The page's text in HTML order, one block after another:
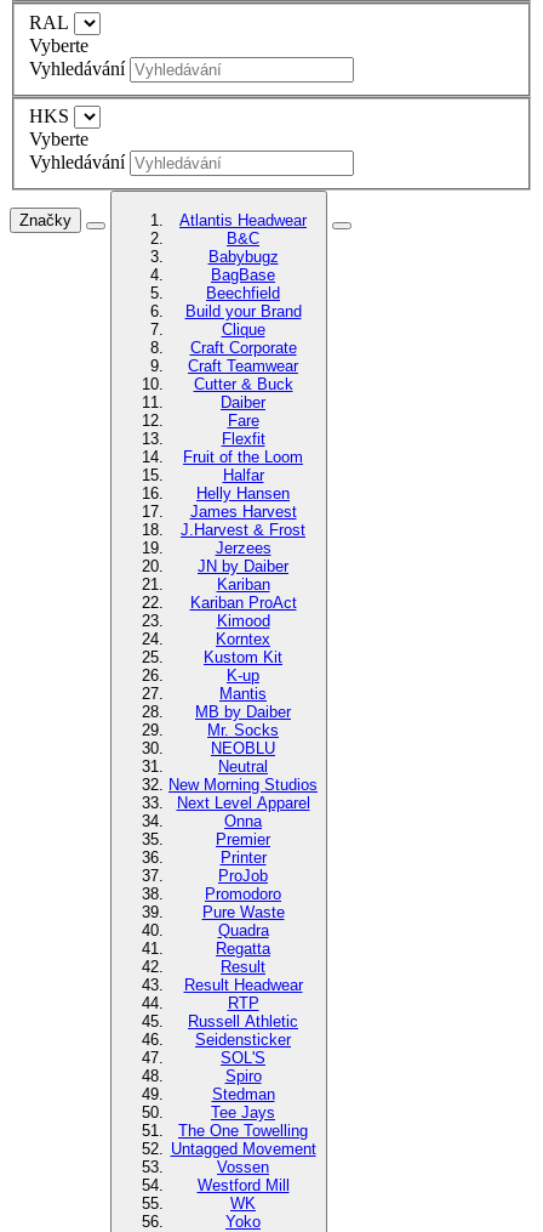
RAL
Vyberte
Vyhledávání
HKS
Vyberte
Vyhledávání
Značky
Atlantis Headwear
B&C
Babybugz
BagBase
Beechfield
Build your Brand
Clique
Craft Corporate
Craft Teamwear
Cutter & Buck
Daiber
Fare
Flexfit
Fruit of the Loom
Halfar
Helly Hansen
James Harvest
J.Harvest & Frost
Jerzees
JN by Daiber
Kariban
Kariban ProAct
Kimood
Korntex
Kustom Kit
K-up
Mantis
MB by Daiber
Mr. Socks
NEOBLU
Neutral
New Morning Studios
Next Level Apparel
Onna
Premier
Printer
ProJob
Promodoro
Pure Waste
Quadra
Regatta
Result
Result Headwear
RTP
Russell Athletic
Seidensticker
SOL'S
Spiro
Stedman
Tee Jays
The One Towelling
Untagged Movement
Vossen
Westford Mill
WK
Yoko